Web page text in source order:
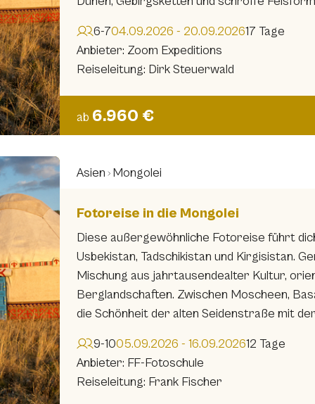
6-704.09.2026 - 20.09.202617 Tage
Anbieter: Zoom Expeditions
Reiseleitung: Dirk Steuerwald
ab 6.960 €
Asien Mongolei
Fotoreise in die Mongolei
Diese außergewöhnliche Fotoreise führt
Usbekistan, Tadschikistan und Kirgisistan.
Mischung aus jahrtausendealter Kultur,
Berglandschaften. Zwischen Moscheen,
die Schönheit der alten Seidenstraße mit
9-1005.09.2026 - 16.09.202612 Tage
Anbieter: FF-Fotoschule
Reiseleitung: Frank Fischer